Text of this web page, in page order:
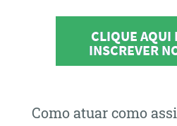
CLIQUE AQUI
INSCREVER
Como atuar como